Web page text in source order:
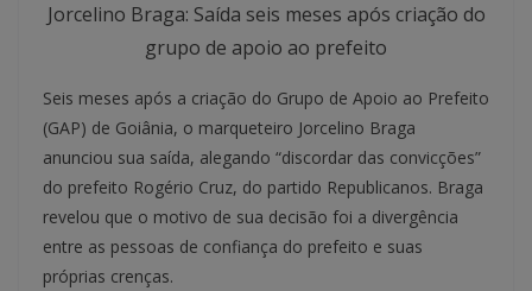
Jorcelino Braga: Saída seis meses após criação do
grupo de apoio ao prefeito
Seis meses após a criação do Grupo de Apoio ao Prefeito
(GAP) de Goiânia, o marqueteiro Jorcelino Braga
anunciou sua saída, alegando “discordar das convicções”
do prefeito Rogério Cruz, do partido Republicanos. Braga
revelou que o motivo de sua decisão foi a divergência
entre as pessoas de confiança do prefeito e suas
próprias crenças.